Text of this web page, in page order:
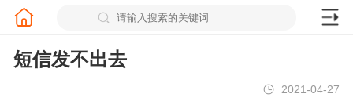
短信发不出去
2021-04-27